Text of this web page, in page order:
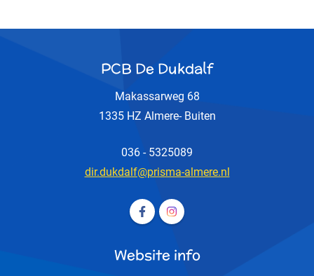
PCB De Dukdalf
Makassarweg 68
1335 HZ Almere- Buiten
036 - 5325089
dir.dukdalf@prisma-almere.nl
Volg ons op Facebook PCB De
Volg ons op Instagram
Website info